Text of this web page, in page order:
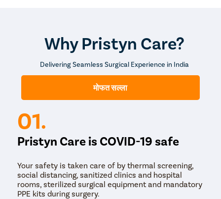
Why Pristyn Care?
Delivering Seamless Surgical Experience in India
मोफत सल्ला
01.
Pristyn Care is COVID-19 safe
Your safety is taken care of by thermal screening,
social distancing, sanitized clinics and hospital
rooms, sterilized surgical equipment and mandatory
PPE kits during surgery.